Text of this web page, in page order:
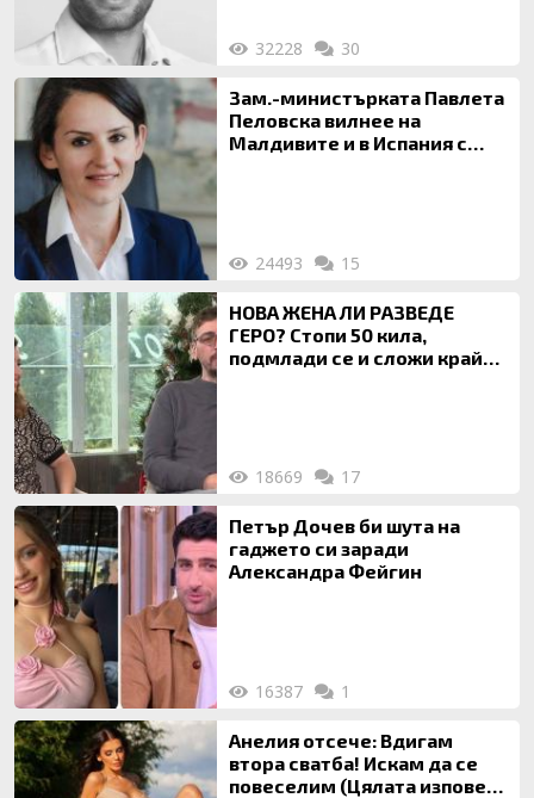
32228 30
Зам.-министърката Павлета
Пеловска вилнее на
Малдивите и в Испания с
24493 15
НОВА ЖЕНА ЛИ РАЗВЕДЕ
ГЕРО? Стопи 50 кила,
подмлади се и сложи край
18669 17
Петър Дочев би шута на
гаджето си заради
Александра Фейгин
16387 1
Анелия отсече: Вдигам
втора сватба! Искам да се
повеселим (Цялата изповед